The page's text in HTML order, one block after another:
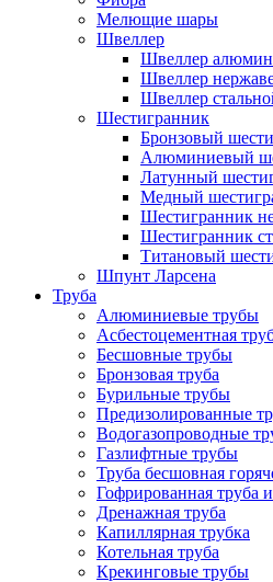
Мелющие шары
Швеллер
Швеллер
Швеллер
Швеллер
Шестигранник
Бронзовый
Алюминиевый
Латунный
Медный
Шестигранник
Шестигранник
Титановый
Шпунт Ларсена
Труба
Алюминиевые трубы
Асбестоцементная
Бесшовные трубы
Бронзовая труба
Бурильные трубы
Предизолированные
Водогазопроводные
Газлифтные трубы
Труба бесшовная
Гофрированная труба
Дренажная труба
Капиллярная трубка
Котельная труба
Крекинговые трубы